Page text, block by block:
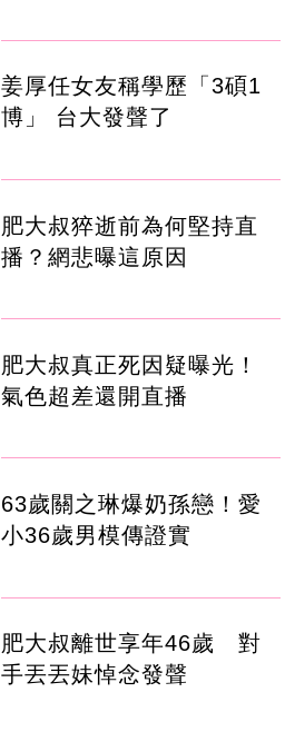
姜厚任女友稱學歷「3碩1
博」 台大發聲了
肥大叔猝逝前為何堅持直
播？網悲曝這原因
肥大叔真正死因疑曝光！
氣色超差還開直播
63歲關之琳爆奶孫戀！愛
小36歲男模傳證實
肥大叔離世享年46歲 對
手丟丟妹悼念發聲